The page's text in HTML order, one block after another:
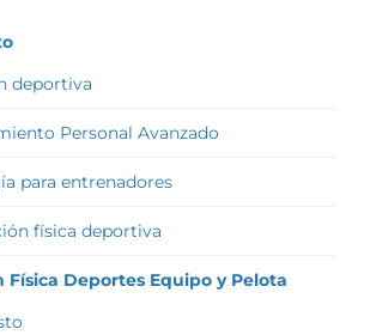
deportiva
Personal Avanzado
para entrenadores
física deportiva
Física Deportes Equipo y Pelota